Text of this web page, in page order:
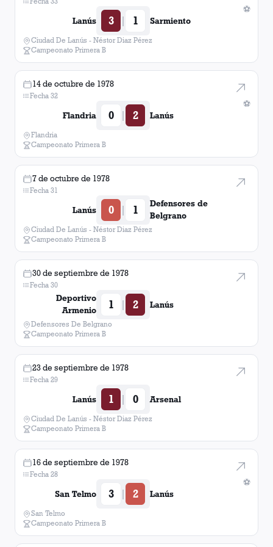
⚽
Lanús 3 | 1 Sarmiento
Ciudad De Lanús - Néstor Diaz Pérez
Campeonato Primera B
⚽
14 de octubre de 1978
Fecha 32
Flandria 0 | 2 Lanús
Flandria
Campeonato Primera B
7 de octubre de 1978
Fecha 31
Lanús 0 | 1
Defensores de
Belgrano
Ciudad De Lanús - Néstor Diaz Pérez
Campeonato Primera B
30 de septiembre de 1978
Fecha 30
Deportivo
Armenio
1 | 2 Lanús
Defensores De Belgrano
Campeonato Primera B
23 de septiembre de 1978
Fecha 29
Lanús 1 | 0 Arsenal
Ciudad De Lanús - Néstor Diaz Pérez
Campeonato Primera B
⚽
16 de septiembre de 1978
Fecha 28
San Telmo 3 | 2 Lanús
San Telmo
Campeonato Primera B